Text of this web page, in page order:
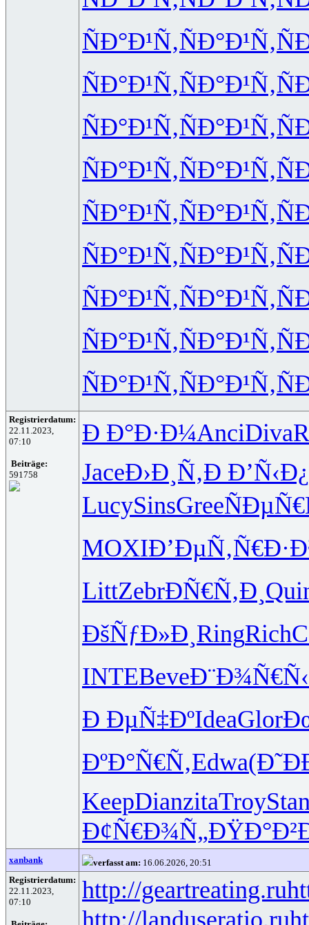
ÑÐ°Ð¹Ñ‚ÑÐ°Ð¹Ñ‚
ÑÐ°Ð¹Ñ‚ÑÐ°Ð¹Ñ‚
ÑÐ°Ð¹Ñ‚ÑÐ°Ð¹Ñ‚
ÑÐ°Ð¹Ñ‚ÑÐ°Ð¹Ñ‚
ÑÐ°Ð¹Ñ‚ÑÐ°Ð¹Ñ‚
ÑÐ°Ð¹Ñ‚ÑÐ°Ð¹Ñ‚
ÑÐ°Ð¹Ñ‚ÑÐ°Ð¹Ñ‚
ÑÐ°Ð¹Ñ‚ÑÐ°Ð¹Ñ‚
ÑÐ°Ð¹Ñ‚ÑÐ°Ð¹Ñ‚
Registrierdatum:
22.11.2023,
07:10
Beiträge:
591758
Ð Ð°Ð·Ð¼AnciDiva
JaceÐ›Ð¸Ñ‚Ð
LucySinsGree
MOXIÐ’ÐµÑ‚Ñ€
LittZebrÐÑ€Ñ‚Ð¸
ÐšÑƒÐ»Ð¸ RingRich
INTEBeveÐ¨Ð¾Ñ€Ñ‹
Ð ÐµÑ‡ÐºIdeaGlor
ÐºÐ°Ñ€Ñ‚Edwa
KeepDianzitaTroy
Ð¢Ñ€Ð¾Ñ„
xanbank verfasst am: 16.06.2026, 20:51
Registrierdatum:
22.11.2023,
07:10
http://geartreating.ru
http://landuseratio.ru